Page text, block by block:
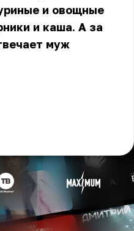
и овощные
и каша. А за
муж